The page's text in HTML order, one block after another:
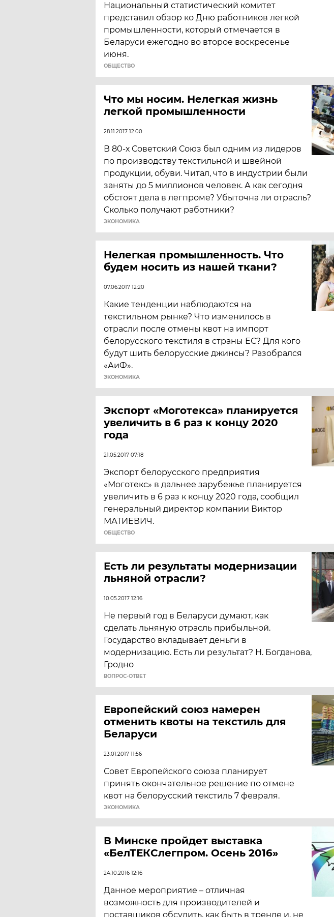
Национальный статистический комитет
представил обзор ко Дню работников легкой
промышленности, который отмечается в
Беларуси ежегодно во второе воскресенье
июня.
ОБЩЕСТВО
Что мы носим. Нелегкая жизнь
легкой промышленности
28.11.2017 12:00
В 80-х Советский Союз был одним из лидеров
по производству текстильной и швейной
продукции, обуви. Читал, что в индустрии были
заняты до 5 миллионов человек. А как сегодня
обстоят дела в легпроме? Убыточна ли отрасль?
Сколько получают работники?
ЭКОНОМИКА
Нелегкая промышленность. Что
будем носить из нашей ткани?
07.06.2017 12:20
Какие тенденции наблюдаются на
текстильном рынке? Что изменилось в
отрасли после отмены квот на импорт
белорусского текстиля в страны ЕС? Для кого
будут шить белорусские джинсы? Разобрался
«АиФ».
ЭКОНОМИКА
Экспорт «Моготекса» планируется
увеличить в 6 раз к концу 2020
года
21.05.2017 07:18
Экспорт белорусского предприятия
«Моготекс» в дальнее зарубежье планируется
увеличить в 6 раз к концу 2020 года, сообщил
генеральный директор компании Виктор
МАТИЕВИЧ.
ОБЩЕСТВО
Есть ли результаты модернизации
льняной отрасли?
10.05.2017 12:16
Не первый год в Беларуси думают, как
сделать льняную отрасль прибыльной.
Государство вкладывает деньги в
модернизацию. Есть ли результат? Н. Богданова,
Гродно
ВОПРОС-ОТВЕТ
Европейский союз намерен
отменить квоты на текстиль для
Беларуси
23.01.2017 11:56
Совет Европейского союза планирует
принять окончательное решение по отмене
квот на белорусский текстиль 7 февраля.
ЭКОНОМИКА
В Минске пройдет выставка
«БелТЕКСлегпром. Осень 2016»
24.10.2016 12:16
Данное мероприятие – отличная
возможность для производителей и
поставщиков обсудить, как быть в тренде и, не